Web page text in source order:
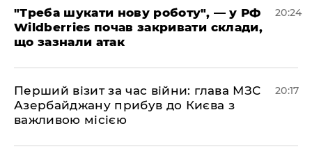
​"Треба шукати нову роботу", — у РФ
Wildberries почав закривати склади,
що зазнали атак
20:24
​Перший візит за час війни: глава МЗС
Азербайджану прибув до Києва з
важливою місією
20:17